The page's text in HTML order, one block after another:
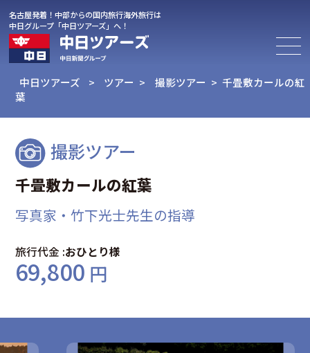
名古屋発着 ！中部からの国内旅行海外旅行は
中日グループ「中日ツアーズ」へ！
中日ツアーズ > ツアー > 撮影ツアー > 千畳敷カールの紅
葉
撮影ツアー
千畳敷カールの紅葉
写真家・竹下光士先生の指導
旅行代金 :おひとり様
69,800 円